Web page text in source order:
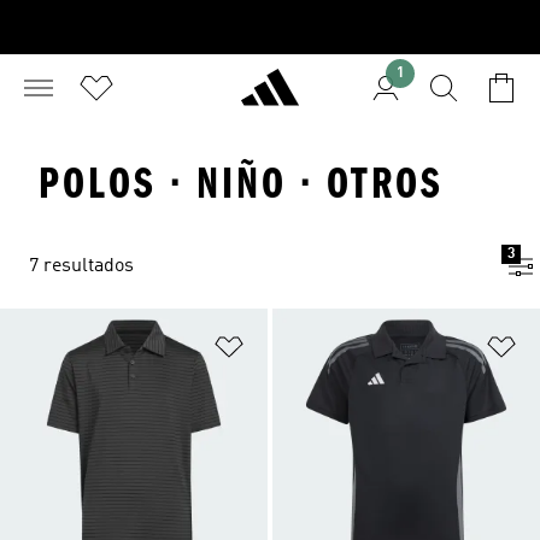
1
POLOS · NIÑO · OTROS
7 resultados
3
Añadir a la lista de deseos